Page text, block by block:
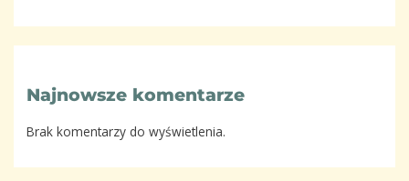
Najnowsze komentarze
Brak komentarzy do wyświetlenia.